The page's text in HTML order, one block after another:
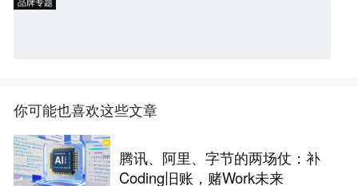
你可能也喜欢这些文章
腾讯、阿里、字节的两场仗：补
Coding旧账，赌Work未来